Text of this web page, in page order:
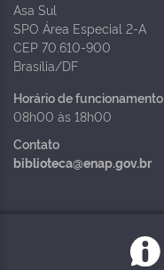
Asa Sul
SPO Área Especial 2-A
CEP 70.610-900
Brasília/DF
Horário de funcionamento
08h00 às 18h00
Contato
biblioteca@enap.gov.br